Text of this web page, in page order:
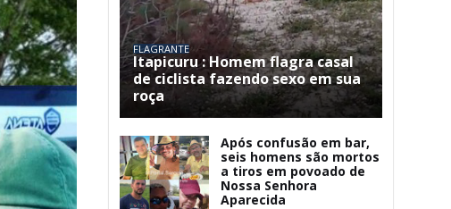
FLAGRANTE
Itapicuru : Homem flagra casal
de ciclista fazendo sexo em sua
roça
Após confusão em bar,
seis homens são mortos
a tiros em povoado de
Nossa Senhora
Aparecida